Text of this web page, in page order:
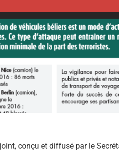
conçu et diffusé par le